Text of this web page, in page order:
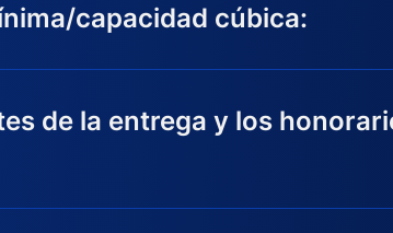
capacidad cúbica:
de la entrega y los